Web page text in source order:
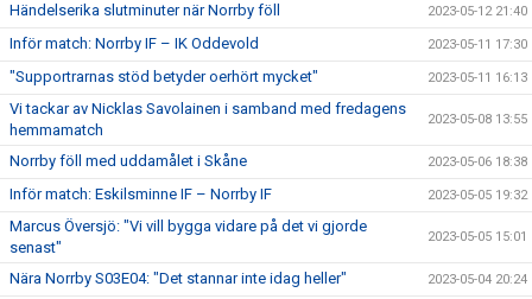
Händelserika slutminuter när Norrby föll 2023-05-12 21:40
Inför match: Norrby IF – IK Oddevold 2023-05-11 17:30
"Supportrarnas stöd betyder oerhört mycket" 2023-05-11 16:13
Vi tackar av Nicklas Savolainen i samband med fredagens
hemmamatch
2023-05-08 13:55
Norrby föll med uddamålet i Skåne 2023-05-06 18:38
Inför match: Eskilsminne IF – Norrby IF 2023-05-05 19:32
Marcus Översjö: "Vi vill bygga vidare på det vi gjorde
senast"
2023-05-05 15:01
Nära Norrby S03E04: "Det stannar inte idag heller" 2023-05-04 20:24